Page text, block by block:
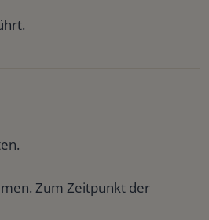
Zum Zeitpunkt der